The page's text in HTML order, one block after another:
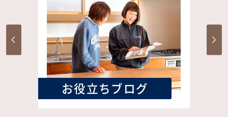
お役立ちブログ